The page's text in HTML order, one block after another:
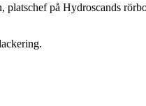
platschef på Hydroscands